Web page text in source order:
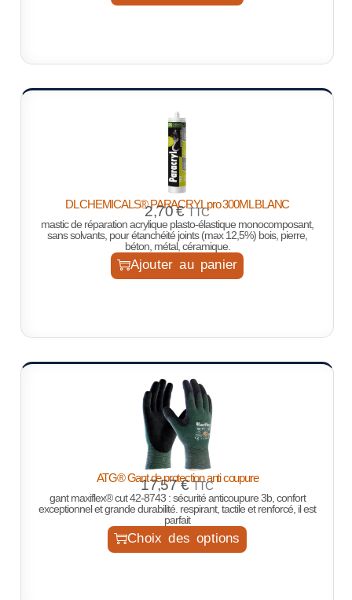
DL CHEMICALS® PARACRYL pro 300ML BLANC
2,70€ TTC
mastic de réparation acrylique plasto-élastique monocomposant,
sans solvants, pour étanchéité joints (max 12,5%) bois, pierre,
béton, métal, céramique.
Ajouter au panier
ATG® Gant de protection anti coupure
17,57€ TTC
gant maxiflex® cut 42-8743 : sécurité anticoupure 3b, confort
exceptionnel et grande durabilité. respirant, tactile et renforcé, il est
parfait
Choix des options